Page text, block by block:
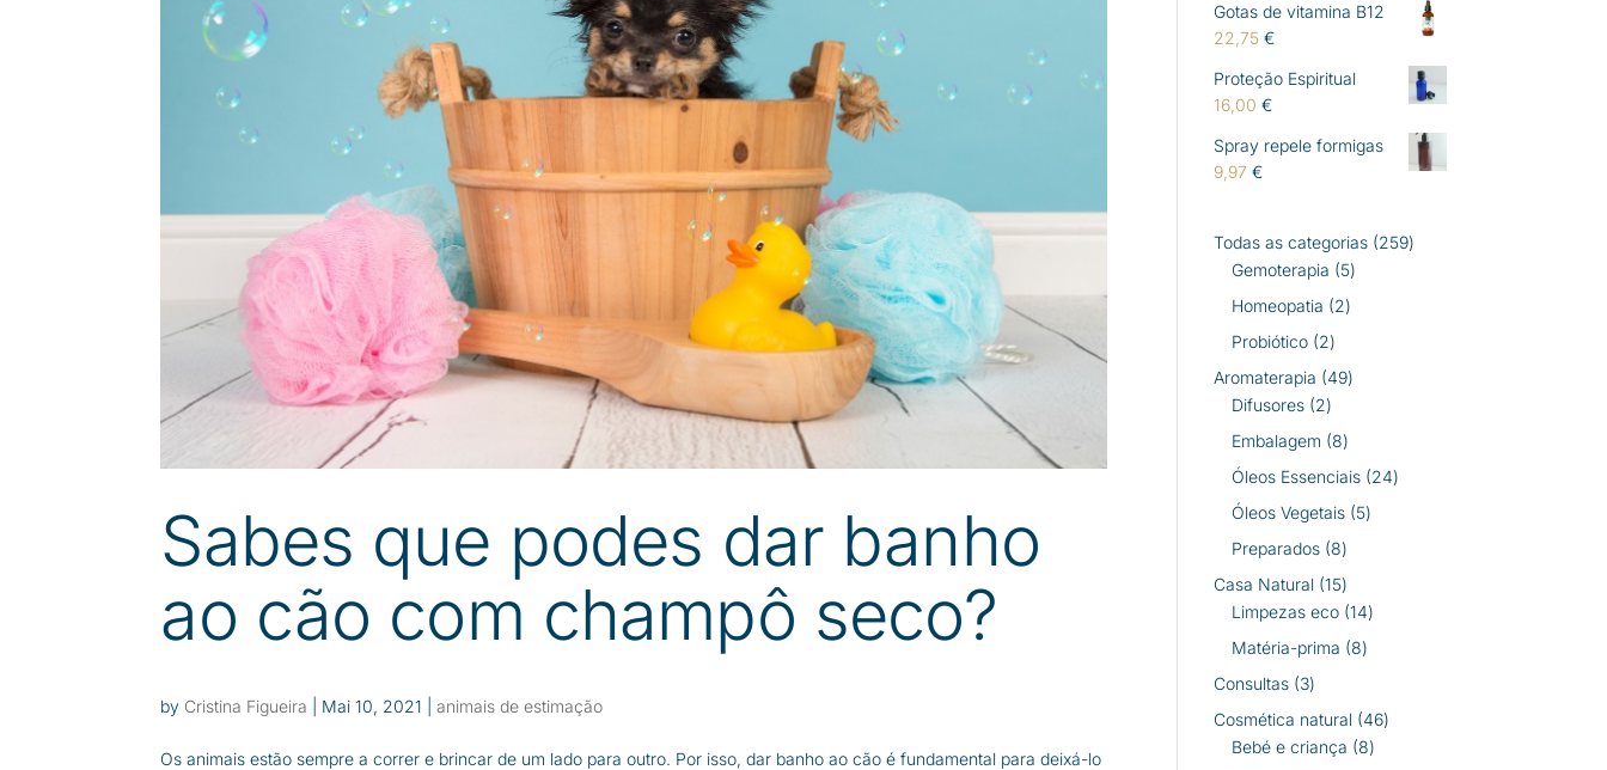
Sabes que podes dar banho
ao cão com champô seco?
by Cristina Figueira Mai 10, 2021 |animais de estimação
Os animais estão sempre a correr e brincar de um lado para outro. Por isso, dar banho ao cão é fundamental para deixá-lo
Gotas de vitamina B12
22,75€
Proteção Espiritual
16,00€
Spray repele formigas
9,97€
Todas as categorias 259259
Gemoterapia 55
Homeopatia 22
Probiótico 22
produtos
Aromaterapia 4949
Difusores 22
produtos
Embalagem 88
produtos
Óleos Essenciais 2424
Óleos Vegetais 55
Preparados 88
produtos
Casa Natural 1515
produtos
Limpezas eco 1414
Matéria-prima 88
Consultas 33
produtos
Cosmética natural 4646
Bebé e criança 88